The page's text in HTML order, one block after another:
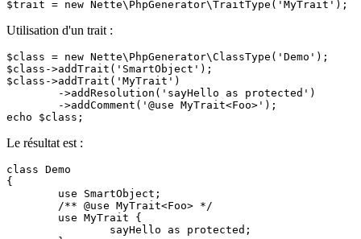
Utilisation d'un trait :
$class = new Nette\PhpGenerator\ClassType('Demo');
$class->addTrait('SmartObject');
$class->addTrait('MyTrait')
Le résultat est :
class Demo
{